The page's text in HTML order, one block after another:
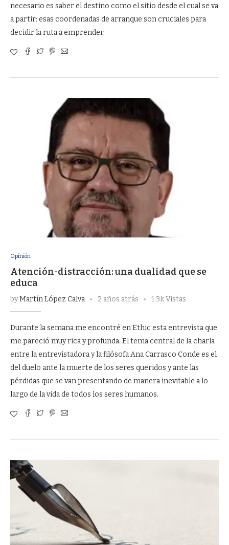
necesario es saber el destino como el sitio desde el cual se va
a partir: esas coordenadas de arranque son cruciales para
decidir la ruta a emprender.
Opinión
Atención-distracción: una dualidad que se
educa
byMartín López Calva 2 años atrás 1.3k Vistas
Durante la semana me encontré en Ethic esta entrevista que
me pareció muy rica y profunda. El tema central de la charla
entre la entrevistadora y la filósofa Ana Carrasco Conde es el
del duelo ante la muerte de los seres queridos y ante las
pérdidas que se van presentando de manera inevitable a lo
largo de la vida de todos los seres humanos.